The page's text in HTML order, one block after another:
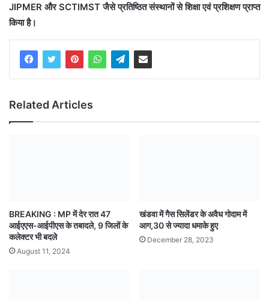
JIPMER और SCTIMST जैसे प्रतिष्ठित संस्थानों से शिक्षा एवं प्रशिक्षण प्राप्त
किया है।
Related Articles
BREAKING : MP में देर रात 47
आईएएस-आईपीएस के तबादले, 9 जिलों के
कलेक्टर भी बदले
August 11, 2024
खंडवा में गैस सिलेंडर के अवैध गोदाम में
आग,30 से ज्यादा धमाके हुए
December 28, 2023